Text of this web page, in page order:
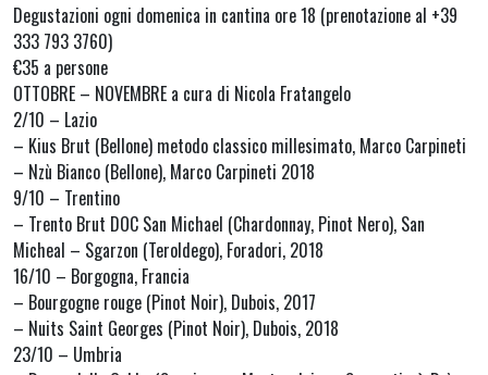
Degustazioni ogni domenica in cantina ore 18 (prenotazione al +39
333 793 3760)
€35 a persone
OTTOBRE – NOVEMBRE a cura di Nicola Fratangelo
2/10 – Lazio
– Kius Brut (Bellone) metodo classico millesimato, Marco Carpineti
– Nzù Bianco (Bellone), Marco Carpineti 2018
9/10 – Trentino
– Trento Brut DOC San Michael (Chardonnay, Pinot Nero), San
Micheal – Sgarzon (Teroldego), Foradori, 2018
16/10 – Borgogna, Francia
– Bourgogne rouge (Pinot Noir), Dubois, 2017
– Nuits Saint Georges (Pinot Noir), Dubois, 2018
23/10 – Umbria